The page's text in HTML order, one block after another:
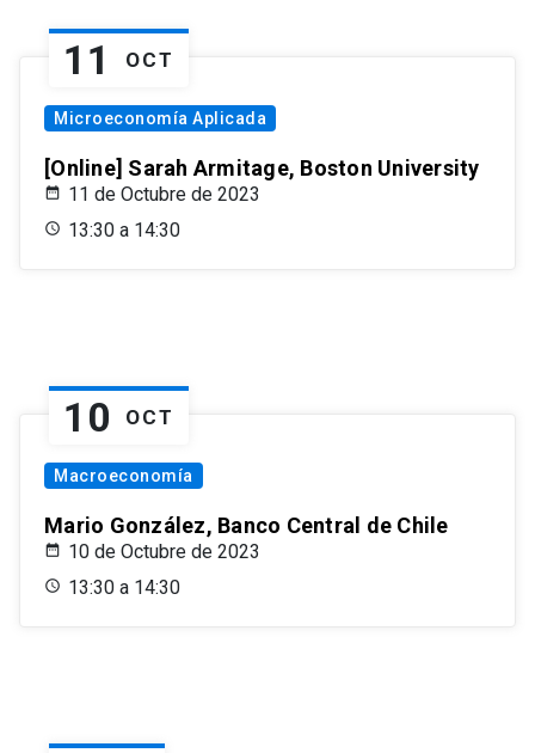
11 OCT
Microeconomía Aplicada
[Online] Sarah Armitage, Boston University
11 de Octubre de 2023
13:30 a 14:30
10 OCT
Macroeconomía
Mario González, Banco Central de Chile
10 de Octubre de 2023
13:30 a 14:30